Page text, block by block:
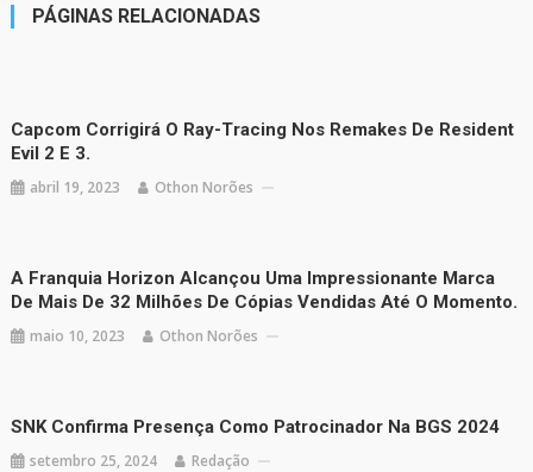
PÁGINAS RELACIONADAS
Capcom Corrigirá O Ray-Tracing Nos Remakes De Resident
Evil 2 E 3.
abril 19, 2023 Othon Norões
A Franquia Horizon Alcançou Uma Impressionante Marca
De Mais De 32 Milhões De Cópias Vendidas Até O Momento.
maio 10, 2023 Othon Norões
SNK Confirma Presença Como Patrocinador Na BGS 2024
setembro 25, 2024 Redação